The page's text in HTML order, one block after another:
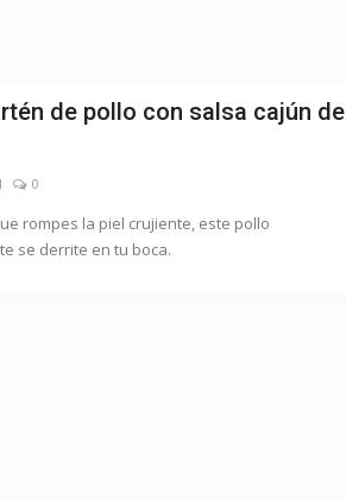
de pollo con salsa cajún de
0
rompes la piel crujiente, este pollo
se derrite en tu boca.